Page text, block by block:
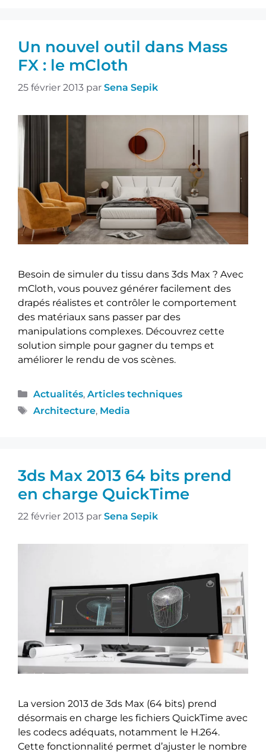
Un nouvel outil dans Mass
FX : le mCloth
25 février 2013 par Sena Sepik
Besoin de simuler du tissu dans 3ds Max ? Avec
mCloth, vous pouvez générer facilement des
drapés réalistes et contrôler le comportement
des matériaux sans passer par des
manipulations complexes. Découvrez cette
solution simple pour gagner du temps et
améliorer le rendu de vos scènes.
Actualités, Articles techniques
Architecture, Media
3ds Max 2013 64 bits prend
en charge QuickTime
22 février 2013 par Sena Sepik
La version 2013 de 3ds Max (64 bits) prend
désormais en charge les fichiers QuickTime avec
les codecs adéquats, notamment le H.264.
Cette fonctionnalité permet d’ajuster le nombre